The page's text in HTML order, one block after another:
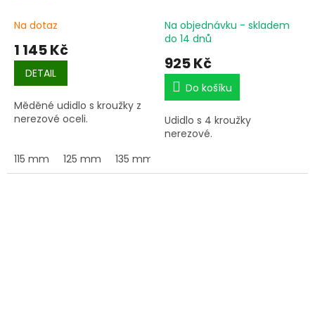
Na dotaz
1 145 Kč
DETAIL
Měděné udidlo s kroužky z
nerezové oceli.
115 mm 125 mm 135 mm
Na objednávku - skladem
do 14 dnů
925 Kč
Do košíku
Udidlo s 4 kroužky
nerezové.